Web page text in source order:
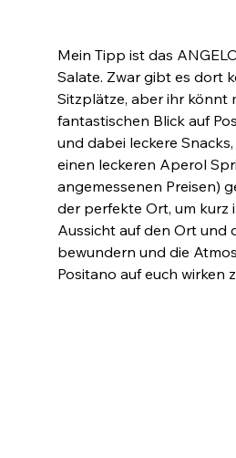
Mein Tipp ist das
Salate. Zwar gibt es dort
Sitzplätze, aber ihr könnt
fantastischen Blick auf
und dabei leckere
einen leckeren Aperol
angemessenen Preisen)
der perfekte Ort, um kurz
Aussicht auf den Ort und
bewundern und die
Positano auf euch wirken